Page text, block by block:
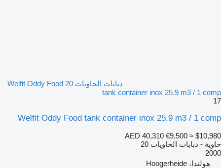
دبابات الحاويات 20 Welfit Oddy Food
tank container inox 25.9 m3 / 1 comp
17
Welfit Oddy Food tank container inox 25.9 m3 / 1 comp
AED 40,310 €9,500 ≈ $10,980
حاوية - دبابات الحاويات 20
2000
هولندا، Hoogerheide